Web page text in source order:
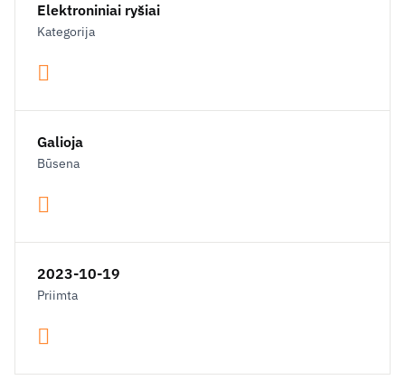
Elektroniniai ryšiai
Kategorija
Galioja
Būsena
2023-10-19
Priimta